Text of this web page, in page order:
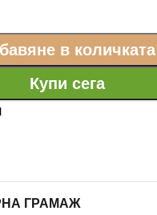
в количката
Купи сега
ГРАМАЖ